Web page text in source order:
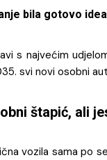
bila gotovo
s najvećim
svi novi osobni
štapić, ali
vozila sama po